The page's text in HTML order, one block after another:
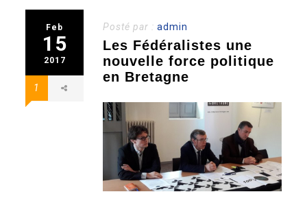
Feb
15
2017
1
Posté par :admin
Les Fédéralistes une
nouvelle force politique
en Bretagne